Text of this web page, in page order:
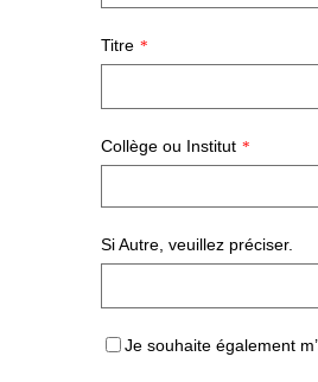
Titre *
Collège ou Institut *
Si Autre, veuillez préciser.
Je souhaite également